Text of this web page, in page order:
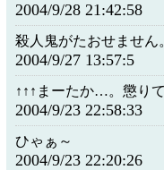
2004/9/28 21:42:58
殺人鬼がたおせません
2004/9/27 13:57:5
↑↑↑まーたか…。懲り
2004/9/23 22:58:33
ひゃぁ～
2004/9/23 22:20:26